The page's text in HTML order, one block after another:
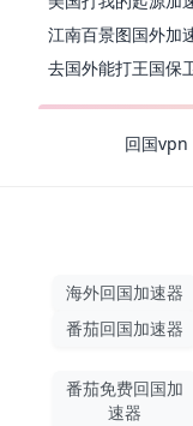
回国vpn
海外回国加速器
番茄回国加速器
番茄免费回国加
速器